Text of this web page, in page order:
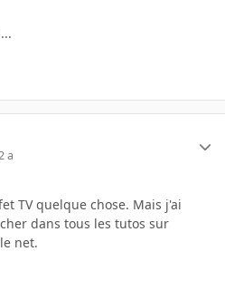
a
TV quelque chose. Mais j'ai
dans tous les tutos sur
net.